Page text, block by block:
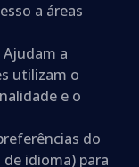
a áreas
Ajudam a
utilizam o
e o
do
idioma) para